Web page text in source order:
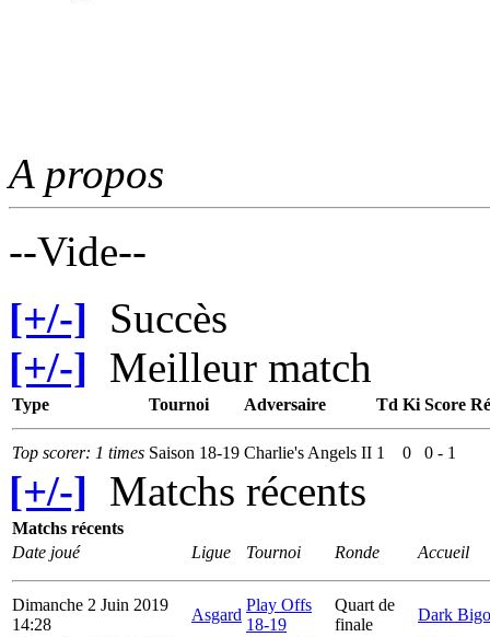
A propos
--Vide--
[+/-] Succès
[+/-] Meilleur match
Type Tournoi Adversaire Td Ki Score
Top scorer: 1 times Saison 18-19 Charlie's Angels II 1 0 0 - 1
[+/-] Matchs récents
Matchs récents
Date joué
Ligue Tournoi Ronde Accueil
Dimanche 2 Juin 2019
14:28
Asgard
Play Offs
18-19
Quart de
finale
Dark